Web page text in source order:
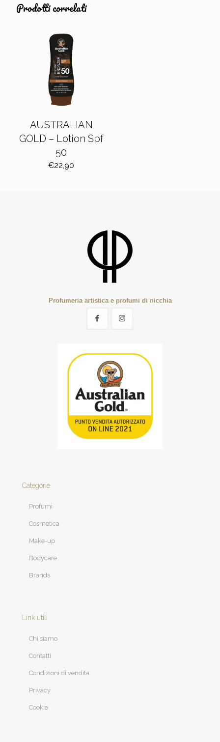
Prodotti correlati
AUSTRALIAN
GOLD – Lotion Spf
50
€22,90
Profumeria artistica e profumi di nicchia
Categorie
Profumi
Cosmetica
Make-up
Bodycare
Brands
Link utili
Chi siamo
Contatti
Condizioni di vendita
Privacy
Cookie